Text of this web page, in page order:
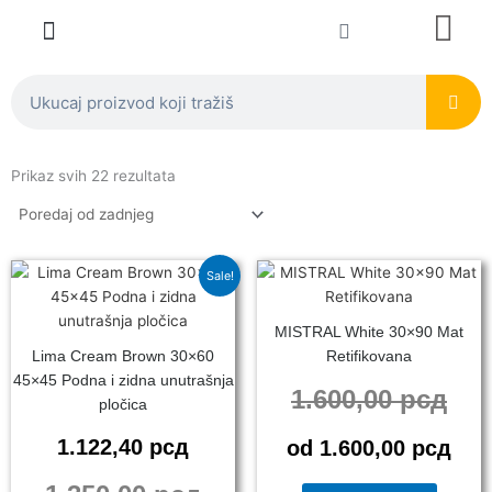
Cart
Prikaz svih 22 rezultata
Sale!
Lima Cream Brown 30×60
45×45 Podna i zidna unutrašnja
pločica
1.122,40 рсд
This
product
MISTRAL White 30×90 Mat
Retifikovana
1.600,00рсд
od 1.600,00 рсд
This
The
options
may
be